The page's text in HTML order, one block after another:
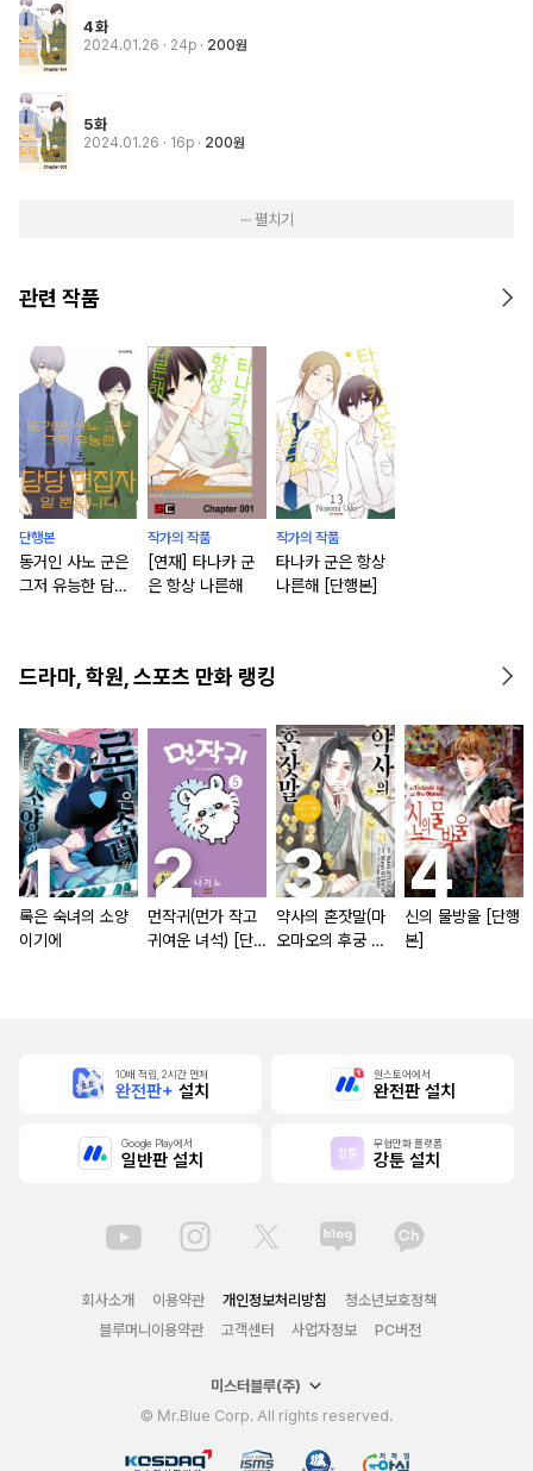
4화
2024.01.26 · 24p 200원
5화
2024.01.26 · 16p 200원
··· 펼치기
관련 작품
단행본
동거인 사노 군은
그저 유능한 담당
작가의 작품
[연재] 타나카 군
은 항상 나른해
작가의 작품
타나카 군은 항상
나른해 [단행본]
드라마, 학원, 스포츠 만화 랭킹
록은 숙녀의 소양
이기에
먼작귀(먼가 작고
귀여운 녀석) [단
약사의 혼잣말(마
오마오의 후궁 수
신의 물방울 [단행
본]
10배 적립, 2시간 먼저
완전판+ 설치
원스토어에서
완전판 설치
Google Play에서
일반판 설치
무협만화 플랫폼
강툰 설치
회사소개 이용약관 개인정보처리방침
청소년보호정책
블루머니이용약관
고객센터 사업자정보 PC버전
미스터블루(주)
© Mr.Blue Corp. All rights reserved.